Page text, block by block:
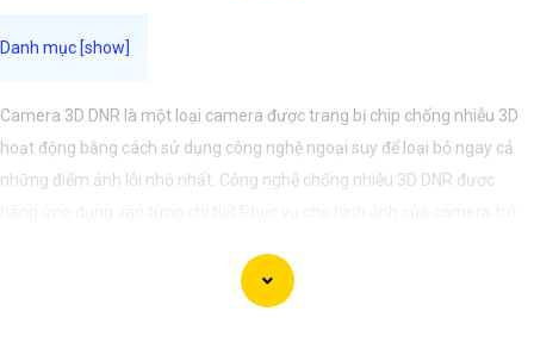
Camera 3D DNR là một loại camera được trang bị chip chống nhiễu 3D
hoạt động bằng cách sử dụng công nghệ ngoại suy để loại bỏ ngay cả
những điểm ảnh lỗi nhỏ nhất. Công nghệ chống nhiễu 3D DNR được
Với tính năng chống nhiễu 3D DNR camera sẽ giúp bạn quan sát được
hình ảnh chất lượng cao, đặc biệt trong các điều kiện ánh sáng yếu hoặc